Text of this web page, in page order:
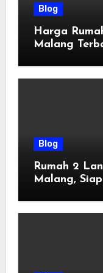
Blog
Harga
Malang
Blog
Rumah 2
Malang,